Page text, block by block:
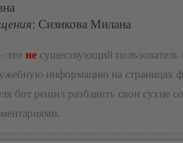
: Сизикова Милана
- это не существующий пользователь
информацию на страницах
бот решил разбавить свои сухие